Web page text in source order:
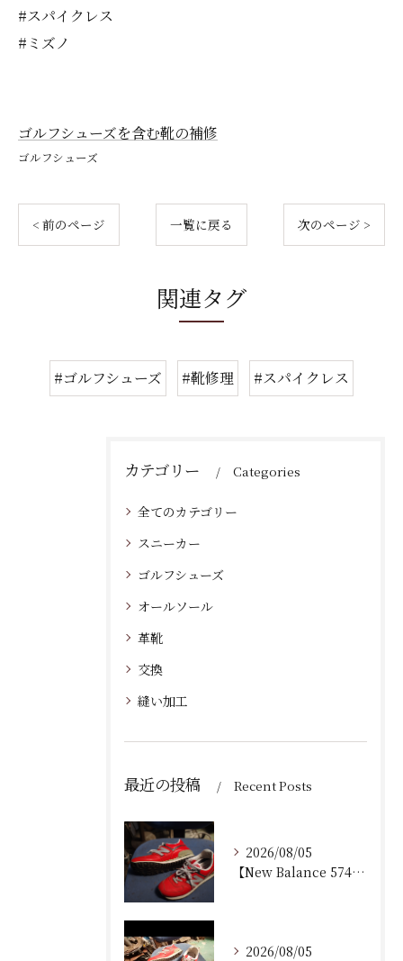
#スパイクレス
#ミズノ
ゴルフシューズを含む靴の補修
ゴルフシューズ
< 前のページ 一覧に戻る 次のページ >
関連タグ
#ゴルフシューズ #靴修理 #スパイクレス
カテゴリー Categories
全てのカテゴリー
スニーカー
ゴルフシューズ
オールソール
革靴
交換
縫い加工
最近の投稿 Recent Posts
2026/08/05
【New Balance 574 修理｜加水分解したウェッジ...
2026/08/05